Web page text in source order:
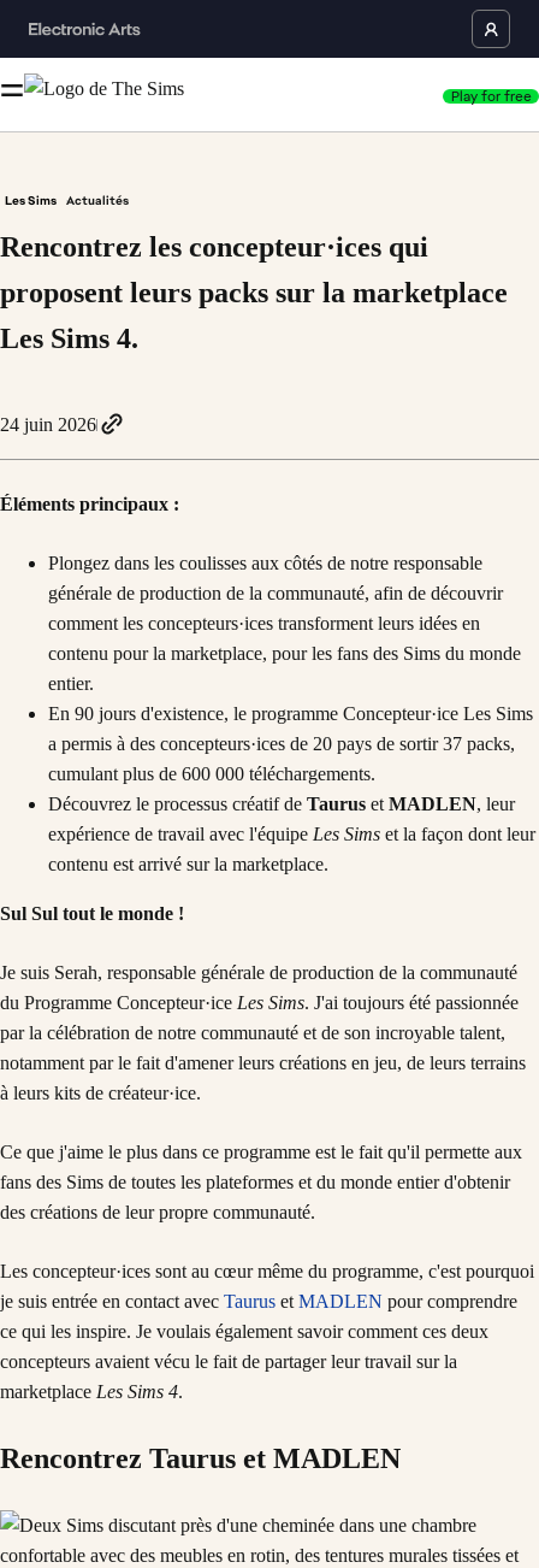
Play for free
Les Sims Actualités
Rencontrez les concepteur·ices qui
proposent leurs packs sur la marketplace
Les Sims 4.
24 juin 2026
Éléments principaux :
Plongez dans les coulisses aux côtés de notre responsable
générale de production de la communauté, afin de découvrir
comment les concepteurs·ices transforment leurs idées en
contenu pour la marketplace, pour les fans des Sims du monde
entier.
En 90 jours d'existence, le programme Concepteur·ice Les Sims
a permis à des concepteurs·ices de 20 pays de sortir 37 packs,
cumulant plus de 600 000 téléchargements.
Découvrez le processus créatif de Taurus et MADLEN, leur
expérience de travail avec l'équipe Les Sims et la façon dont leur
contenu est arrivé sur la marketplace.
Sul Sul tout le monde !
Je suis Serah, responsable générale de production de la communauté
du Programme Concepteur·ice Les Sims. J'ai toujours été passionnée
par la célébration de notre communauté et de son incroyable talent,
notamment par le fait d'amener leurs créations en jeu, de leurs terrains
à leurs kits de créateur·ice.
Ce que j'aime le plus dans ce programme est le fait qu'il permette aux
fans des Sims de toutes les plateformes et du monde entier d'obtenir
des créations de leur propre communauté.
Les concepteur·ices sont au cœur même du programme, c'est pourquoi
je suis entrée en contact avec Taurus et MADLEN pour comprendre
ce qui les inspire. Je voulais également savoir comment ces deux
concepteurs avaient vécu le fait de partager leur travail sur la
marketplace Les Sims 4.
Rencontrez Taurus et MADLEN